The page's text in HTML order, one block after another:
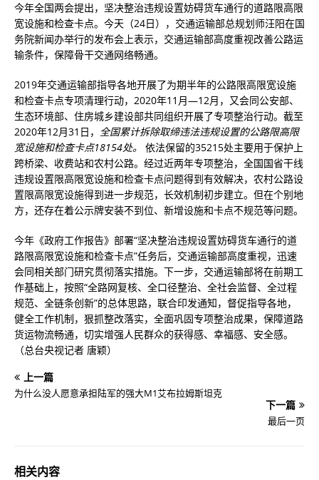
今年全国两会提出，坚决整治违规设置妨碍货车通行的道路限高限
宽设施和检查卡点。今天（24日），交通运输部总规划师汪阳在国
务院新闻办举行的发布会上表示，交通运输部高度重视改善公路运
输条件，保障骨干交通网络畅通。
2019年交通运输部指导各地开展了为期半年的公路限高限宽设施
和检查卡点专项清理行动，2020年11月—12月，又会同公安部、
生态环境部、住房城乡建设部共同组织开展了专项整治行动。截至
2020年12月31日， 全国累计拆除取缔违法违规设置的公路限高限
宽设施和检查卡点18154处。
依法保留的35215处主要用于保护上
跨桥梁、收费站和农村公路。经过近两年专项整治，全国国省干线
违规设置限高限宽设施和检查卡点问题得到有效解决，农村公路设
置限高限宽设施得到进一步规范，长效机制初步建立。但在个别地
方，还存在着公示牌安装不到位、新增设施和卡点不规范等问题。
今年《政府工作报告》部署“坚决整治违规设置妨碍货车通行的道
路限高限宽设施和检查卡点”任务后，交通运输部高度重视，迅速
会同相关部门研究贯彻落实措施。下一步，交通运输部将在前期工
作基础上，按照“全路网复核、全口径整治、全社会监督、全过程
规范、全链条创新”的总体思路，联合印发通知，督促指导各地，
健全工作机制，狠抓整改落实，全面巩固专项整治成果，保障道路
货运物流畅通，切实增强人民群众的获得感、幸福感、安全感。
（总台央视记者 唐颖）
上一篇
为什么没人愿意承担陆军的强大M1艾布拉姆斯坦克
下一篇
最后一页
相关内容